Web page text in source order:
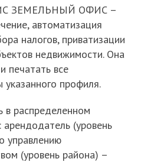
ЗЕМЕЛЬНЫЙ ОФИС –
автоматизация
налогов, приватизации
недвижимости. Она
печатать все
профиля.
в распределенном
(уровень
управлению
(уровень района) –